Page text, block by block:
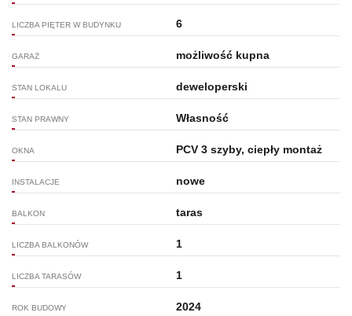
LICZBA PIĘTER W BUDYNKU 6
GARAŻ możliwość kupna
STAN LOKALU deweloperski
STAN PRAWNY Własność
OKNA PCV 3 szyby, ciepły montaż
INSTALACJE nowe
BALKON taras
LICZBA BALKONÓW 1
LICZBA TARASÓW 1
ROK BUDOWY 2024